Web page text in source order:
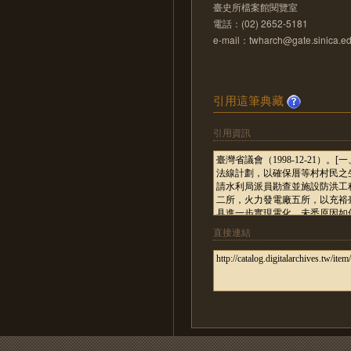
臺史所檔案館閱覽室
電話：(02) 2652-5181
e-mail：
引用這筆典藏
引用資訊
直接連結